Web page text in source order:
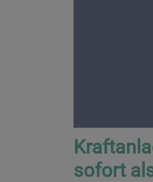
sofort